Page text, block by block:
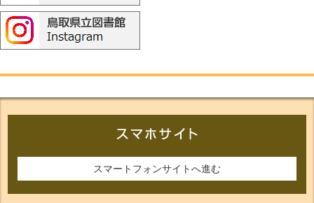
スマートフォンサイトへ進む